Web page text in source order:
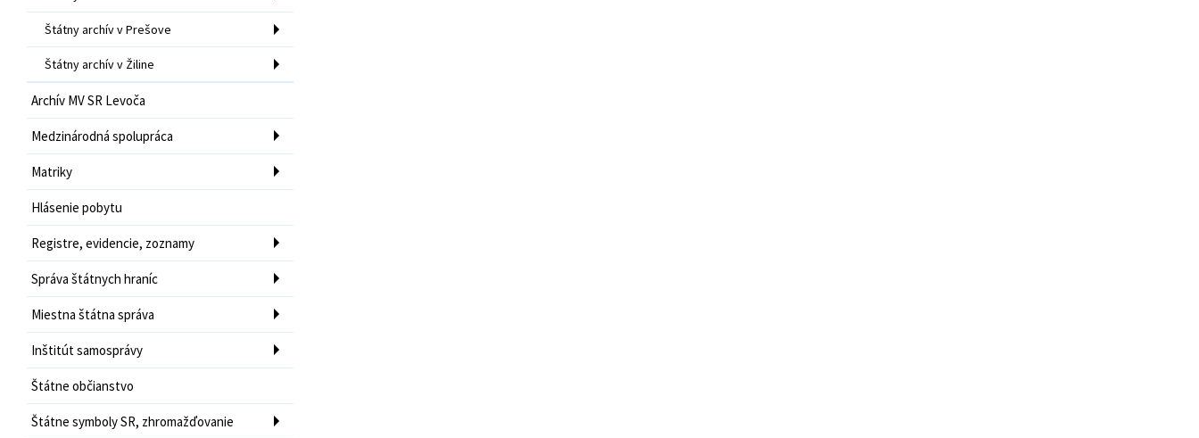
Štátny archív v Prešove
Štátny archív v Žiline
Archív MV SR Levoča
Medzinárodná spolupráca
Matriky
Hlásenie pobytu
Registre, evidencie, zoznamy
Správa štátnych hraníc
Miestna štátna správa
Inštitút samosprávy
Štátne občianstvo
Štátne symboly SR, zhromažďovanie